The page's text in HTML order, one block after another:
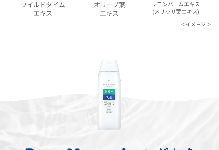
ワイルドタイム
エキス
オリーブ葉
エキス
レモンバームエキス
(メリッサ葉エキス)
＜イメージ＞